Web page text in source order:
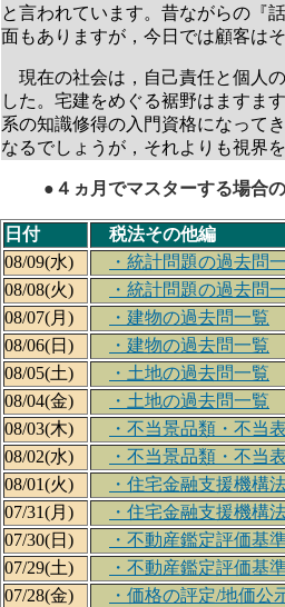
と言われています。昔ながらの『
面もありますが，今日では顧客は
現在の社会は，自己責任と個人
した。宅建をめぐる裾野はますま
系の知識修得の入門資格になって
なるでしょうが，それよりも視界
●４ヵ月でマスターする場合
日付 税法その他編
08/09(水)
・統計問題の過去問
08/08(火)
・統計問題の過去問
08/07(月)
・建物の過去問一覧
08/06(日)
・建物の過去問一覧
08/05(土)
・土地の過去問一覧
08/04(金)
・土地の過去問一覧
08/03(木)
・不当景品類・不当
08/02(水)
・不当景品類・不当
08/01(火)
・住宅金融支援機構
07/31(月)
・住宅金融支援機構
07/30(日)
・不動産鑑定評価基
07/29(土)
・不動産鑑定評価基
07/28(金)
・価格の評定/地価公